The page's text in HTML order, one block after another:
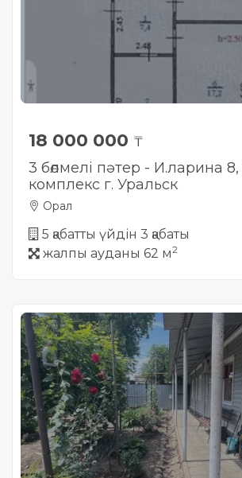
18 000 000 ₸
3 бөлмелі пәтер - И.ларина
комплекс г. Уральск
Орал
5 қабатты үйдін 3 қабаты
жалпы ауданы 62 м2